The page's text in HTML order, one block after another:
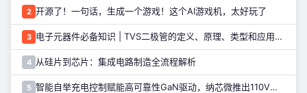
2 开源了！一句话，生成一个游戏！这个AI游戏机，太好玩了
3 电子元器件必备知识 | TVS二极管的定义、原理、类型和应用优势
4 从硅片到芯片：集成电路制造全流程解析
5 智能自举充电控制赋能高可靠性GaN驱动，纳芯微推出110V半桥驱动芯片NSD2123